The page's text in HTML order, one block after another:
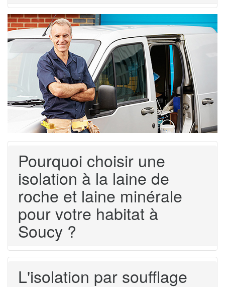
Pourquoi choisir une
isolation à la laine de
roche et laine minérale
pour votre habitat à
Soucy ?
L'isolation par soufflage